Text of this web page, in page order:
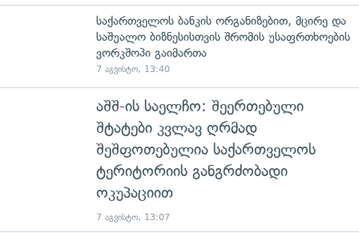
საქართველოს ბანკის ორგანიზებით, მცირე და
საშუალო ბიზნესისთვის შრომის უსაფრთხოების
ვორკშოპი გაიმართა
7 აგვისტო, 13:40
აშშ-ის საელჩო: შეერთებული
შტატები კვლავ ღრმად
შეშფოთებულია საქართველოს
ტერიტორიის განგრძობადი
ოკუპაციით
7 აგვისტო, 13:07